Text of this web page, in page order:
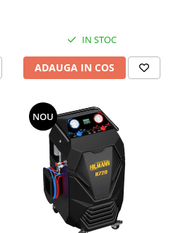
IN STOC
ADAUGA IN COS
NOU